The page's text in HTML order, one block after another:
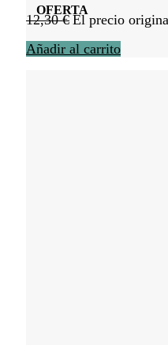
OFERTA
12,30€ El precio
Añadir al carrito